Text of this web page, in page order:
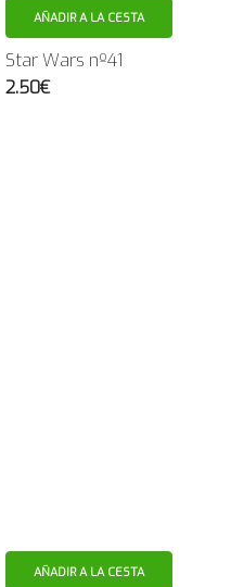
AÑADIR A LA CESTA
Star Wars nº41
2.50€
AÑADIR A LA CESTA